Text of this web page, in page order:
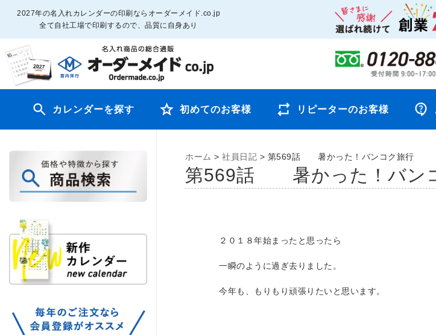
2027年の名入れカレンダーの印刷ならオーダーメイド.co.jp
全て自社工場で印刷するので、品質に自身あり
カレンダーを探す 初めてのお客様 リピーターのお客様
ホーム > 社員日記 > 第569話 暑かった！バンコク旅行
第569話 暑かった！バ
２０１８年始まったと思ったら
一瞬のように過ぎ去りました。
今年も、もりもり頑張りたいと思います。